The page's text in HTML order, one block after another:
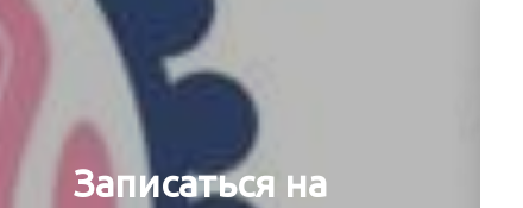
Записаться на